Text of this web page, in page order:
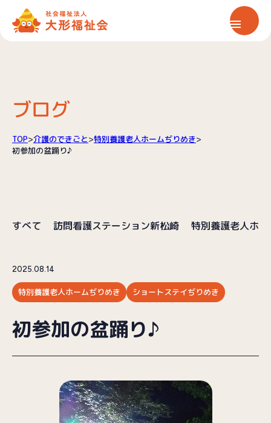
大形福祉会について
保育サービス
情報公開
ブログ
採用情報
プライバシーポリシー
ブログ
TOP>介護のできごと>特別養護老人ホームぢりめき>
初参加の盆踊り♪
すべて 訪問看護ステーション新松崎 特別養護老人ホ
2025.08.14
特別養護老人ホームぢりめき ショートステイぢりめき
初参加の盆踊り♪